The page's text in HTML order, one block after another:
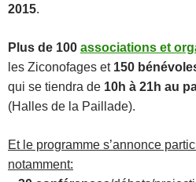
2015.
Plus de 100 associations et
les Ziconofages et 150
qui se tiendra de 10h à 21h au
(Halles de la Paillade).
Et le programme s’annonce
notamment: